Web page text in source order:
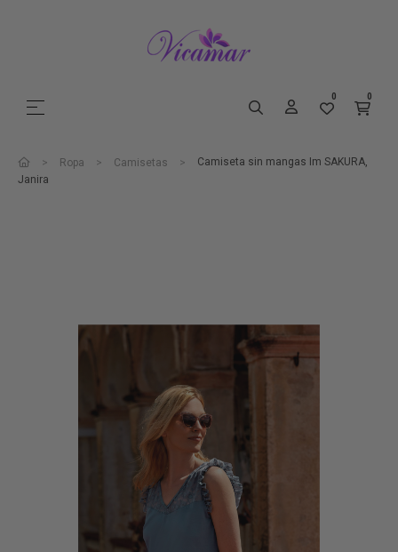
Navegación de palanca
☰ 0 0
Ropa Camisetas
Camiseta sin mangas Im SAKURA,
Janira